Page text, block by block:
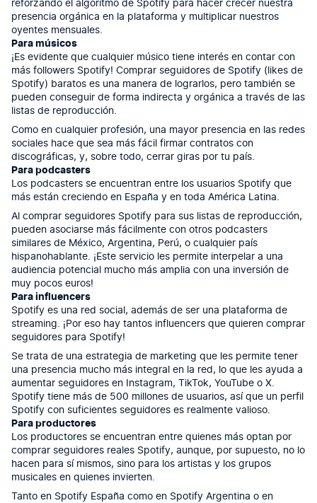
reforzando el algoritmo de Spotify para hacer crecer nuestra
presencia orgánica en la plataforma y multiplicar nuestros
oyentes mensuales.
Para músicos
¡Es evidente que cualquier músico tiene interés en contar con
más followers Spotify! Comprar seguidores de Spotify (likes de
Spotify) baratos es una manera de lograrlos, pero también se
pueden conseguir de forma indirecta y orgánica a través de las
listas de reproducción.
Como en cualquier profesión, una mayor presencia en las redes
sociales hace que sea más fácil firmar contratos con
discográficas, y, sobre todo, cerrar giras por tu país.
Para podcasters
Los podcasters se encuentran entre los usuarios Spotify que
más están creciendo en España y en toda América Latina.
Al comprar seguidores Spotify para sus listas de reproducción,
pueden asociarse más fácilmente con otros podcasters
similares de México, Argentina, Perú, o cualquier país
hispanohablante. ¡Este servicio les permite interpelar a una
audiencia potencial mucho más amplia con una inversión de
muy pocos euros!
Para influencers
Spotify es una red social, además de ser una plataforma de
streaming. ¡Por eso hay tantos influencers que quieren comprar
seguidores para Spotify!
Se trata de una estrategia de marketing que les permite tener
una presencia mucho más integral en la red, lo que les ayuda a
aumentar seguidores en Instagram, TikTok, YouTube o X.
Spotify tiene más de 500 millones de usuarios, así que un perfil
Spotify con suficientes seguidores es realmente valioso.
Para productores
Los productores se encuentran entre quienes más optan por
comprar seguidores reales Spotify, aunque, por supuesto, no lo
hacen para sí mismos, sino para los artistas y los grupos
musicales en quienes invierten.
Tanto en Spotify España como en Spotify Argentina o en